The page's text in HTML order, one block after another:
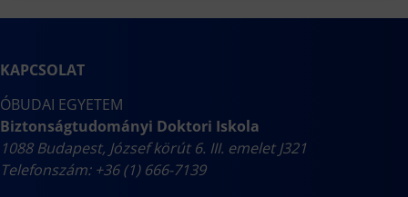
KAPCSOLAT
ÓBUDAI EGYETEM
Biztonságtudományi Doktori Iskola
1088 Budapest, József körút 6. III. emelet J321
Telefonszám: +36 (1) 666-7139